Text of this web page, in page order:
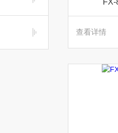
查看详情